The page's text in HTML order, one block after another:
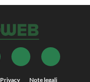
Privacy Note legali